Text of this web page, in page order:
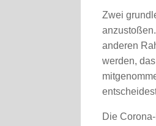
Zwei
anderen
werden,
Die